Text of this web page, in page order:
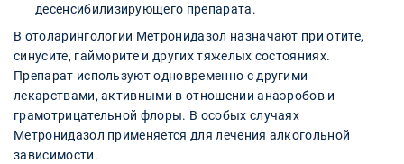
десенсибилизирующего препарата.
В отоларингологии Метронидазол назначают при отите,
синусите, гайморите и других тяжелых состояниях.
Препарат используют одновременно с другими
лекарствами, активными в отношении анаэробов и
грамотрицательной флоры. В особых случаях
Метронидазол применяется для лечения алкогольной
зависимости.